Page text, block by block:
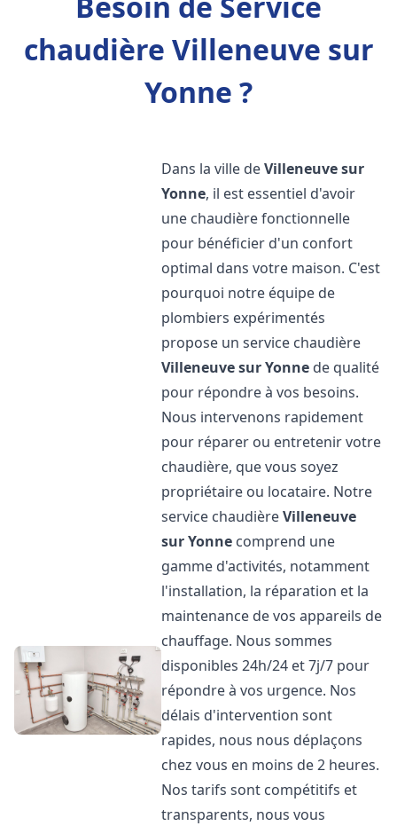
chaudière Villeneuve sur
Yonne ?
Dans la ville deVilleneuve sur
Yonne, il est essentiel d'avoir
une chaudière fonctionnelle
pour bénéficier d'un confort
optimal dans votre maison. C'est
pourquoi notre équipe de
plombiers expérimentés
propose un service chaudière
Villeneuve sur Yonne de qualité
pour répondre à vos besoins.
Nous intervenons rapidement
pour réparer ou entretenir votre
chaudière, que vous soyez
propriétaire ou locataire. Notre
service chaudièreVilleneuve
sur Yonne comprend une
gamme d'activités, notamment
l'installation, la réparation et la
maintenance de vos appareils de
chauffage. Nous sommes
disponibles 24h/24 et 7j/7 pour
répondre à vos urgence. Nos
délais d'intervention sont
rapides, nous nous déplaçons
chez vous en moins de 2 heures.
Nos tarifs sont compétitifs et
transparents, nous vous